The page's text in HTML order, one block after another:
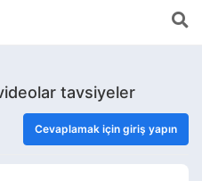
tavsiyeler
Cevaplamak için giriş yapın